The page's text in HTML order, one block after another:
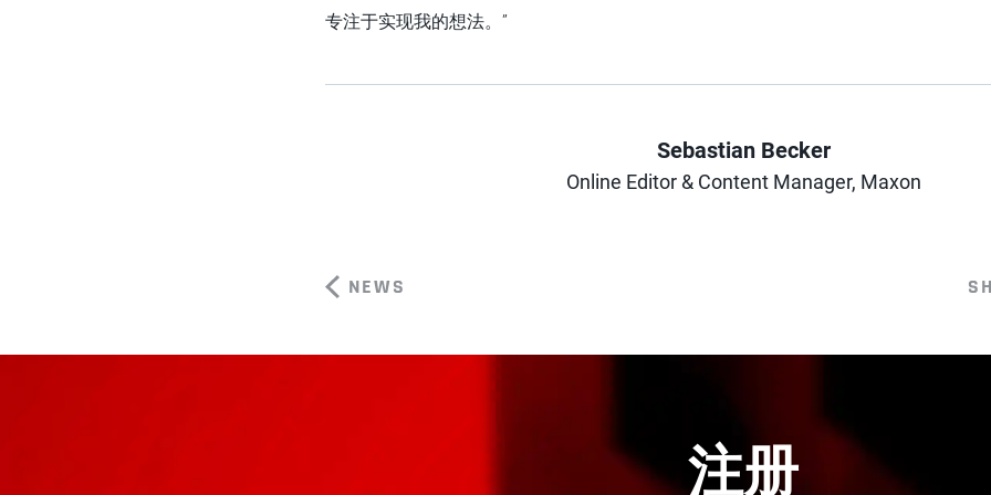
专注于实现我的想法。”
Author
Sebastian Becker
Online Editor & Content Manager, Maxon
NEWS
注册